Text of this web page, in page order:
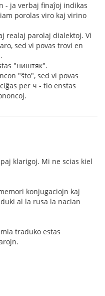
- ja verbaj finaĵoj indikas
porolas viro kaj virino
realaj parolaj dialektoj. Vi
sed vi povas trovi en
"ништяк".
"ŝto", sed vi povas
per ч - tio enstas
klarigoj. Mi ne scias kiel
konjugaciojn kaj
al la rusa la nacian
traduko estas